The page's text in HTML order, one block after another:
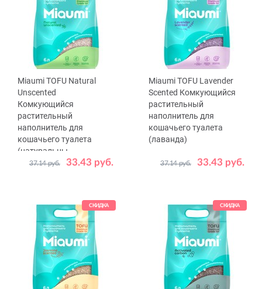
Miaumi TOFU Natural
Unscented
Комкующийся
растительный
наполнитель для
кошачьего туалета
(натуральны...
33.43 руб.
37.14 руб.
Объем,
6
Miaumi TOFU Lavender
Scented Комкующийся
растительный
наполнитель для
кошачьего туалета
(лаванда)
33.43 руб.
37.14 руб.
Объем,
6 20
СКИДКА СКИДКА